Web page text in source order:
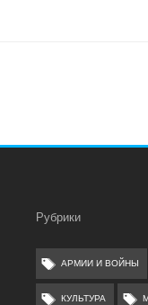
Рубрики
АРМИИ И ВОЙНЫ
КУЛЬТУРА